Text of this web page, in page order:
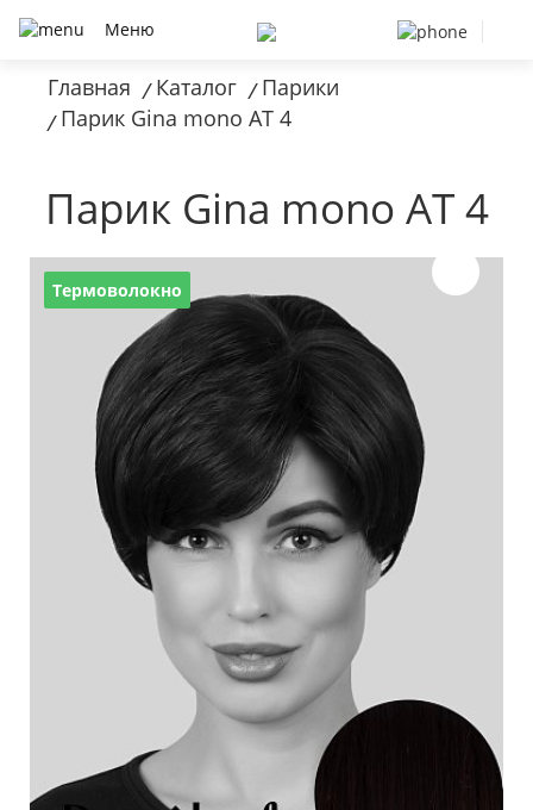
Меню
Главная / Каталог / Парики
/ Парик Gina mono AT 4
Парик Gina mono AT 4
Термоволокно